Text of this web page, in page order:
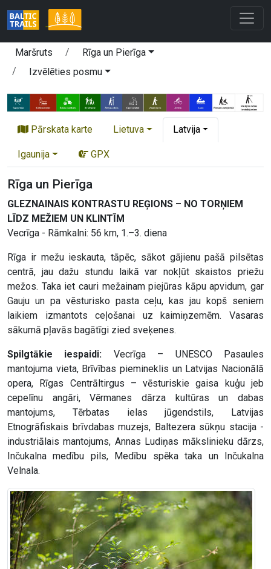
Maršruts
Rīga un Pierīga
Izvēlēties posmu
Pārskata karte Lietuva Latvija
Igaunija GPX
Rīga un Pierīga
GLEZNAINAIS KONTRASTU REĢIONS – NO TORŅIEM
LĪDZ MEŽIEM UN KLINTĪM
Vecrīga - Rāmkalni: 56 km, 1.–3. diena
Rīga ir mežu ieskauta, tāpēc, sākot gājienu pašā pilsētas
centrā, jau dažu stundu laikā var nokļūt skaistos priežu
mežos. Taka iet cauri mežainam piejūras kāpu apvidum, gar
Gauju un pa vēsturisko pasta ceļu, kas jau kopš seniem
laikiem izmantots ceļošanai uz kaimiņzemēm. Vasaras
sākumā pļavās bagātīgi zied sveķenes.
Spilgtākie iespaidi: Vecrīga – UNESCO Pasaules
mantojuma vieta, Brīvības piemineklis un Latvijas Nacionālā
opera, Rīgas Centrāltirgus – vēsturiskie gaisa kuģu jeb
cepelīnu angāri, Vērmanes dārza kultūras un dabas
mantojums, Tērbatas ielas jūgendstils, Latvijas
Etnogrāfiskais brīvdabas muzejs, Baltezera sūkņu stacija -
industriālais mantojums, Annas Ludiņas mākslinieku dārzs,
Inčukalna medību pils, Medību spēka taka un Inčukalna
Velnala.